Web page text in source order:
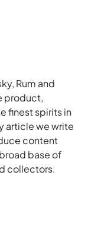
Rum and
product,
finest spirits in
article we write
content
base of
collectors.